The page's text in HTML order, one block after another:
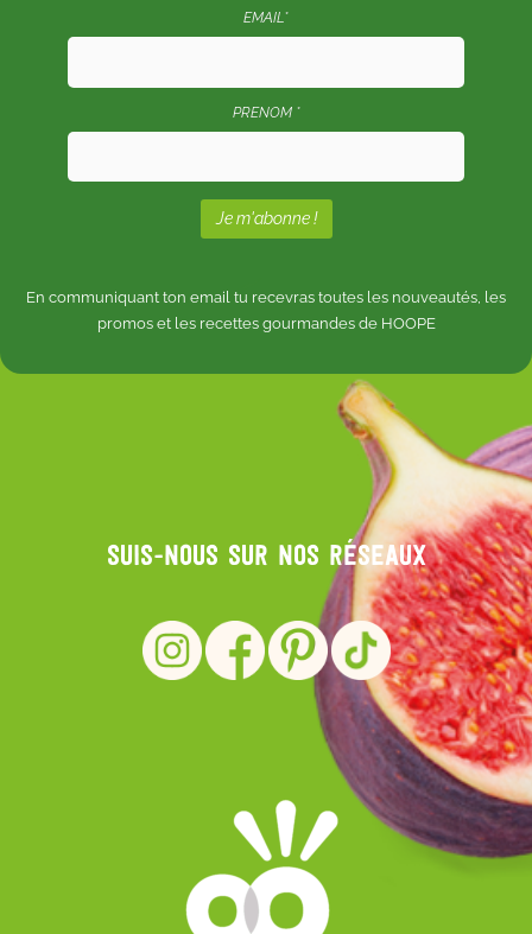
EMAIL*
PRENOM *
En communiquant ton email tu recevras toutes les nouveautés, les
promos et les recettes gourmandes de HOOPE
Suis-nous sur nos réseaux